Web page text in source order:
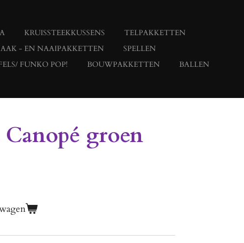
KRUISSTEEKKUSSENS
TELPAKKETTEN
- EN NAAIPAKKETTEN
SPELLEN
FUNKO POP! BOUWPAKKETTEN BALLEN
Canopé groen